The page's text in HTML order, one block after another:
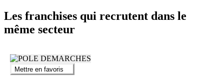
Les franchises qui recrutent dans le
même secteur
Mettre en favoris